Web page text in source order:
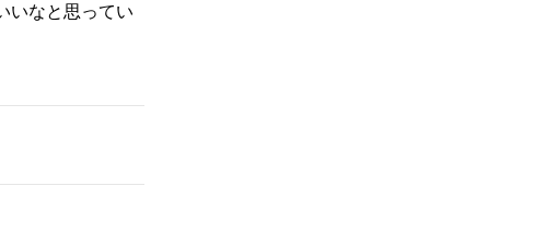
いなと思ってい